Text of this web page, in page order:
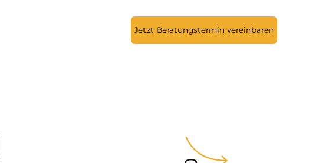
Jetzt Beratungstermin vereinbaren